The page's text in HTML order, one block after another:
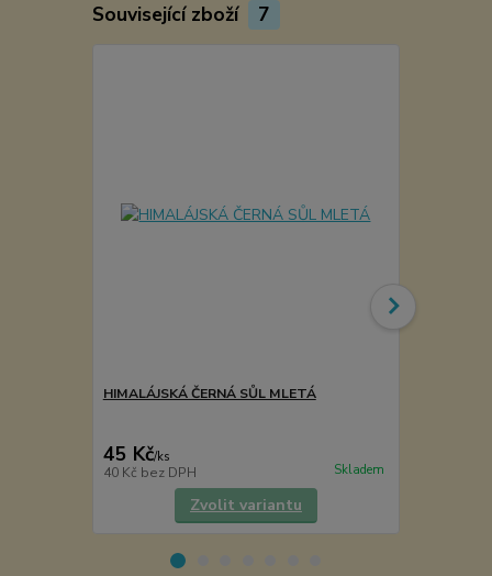
Související zboží 7
HIMALÁJSKÁ ČERNÁ SŮL MLETÁ
45 Kč/ks
40 Kč bez DPH Skladem
Zvolit variantu